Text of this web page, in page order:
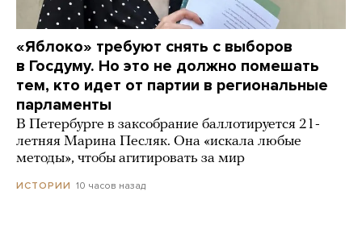
«Яблоко» требуют снять с выборов
в Госдуму. Но это не должно помешать
тем, кто идет от партии в региональные
парламенты
В Петербурге в заксобрание баллотируется 21-
летняя Марина Песляк. Она «искала любые
методы», чтобы агитировать за мир
ИСТОРИИ 10 часов назад